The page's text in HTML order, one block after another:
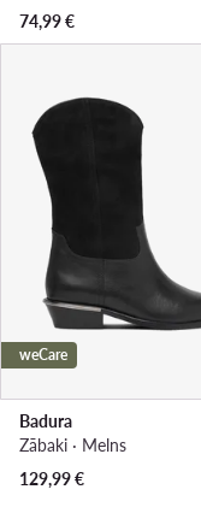
74,99€
weCare
Badura
Zābaki · Melns
129,99€